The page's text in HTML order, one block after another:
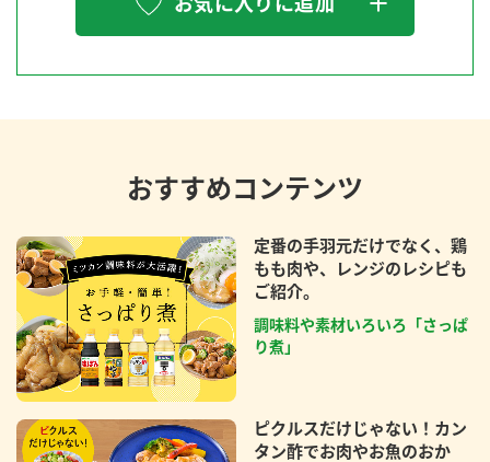
おすすめコンテンツ
定番の手羽元だけでなく、鶏
もも肉や、レンジのレシピも
ご紹介。
調味料や素材いろいろ「さっぱ
り煮」
ピクルスだけじゃない！カン
タン酢でお肉やお魚のおか